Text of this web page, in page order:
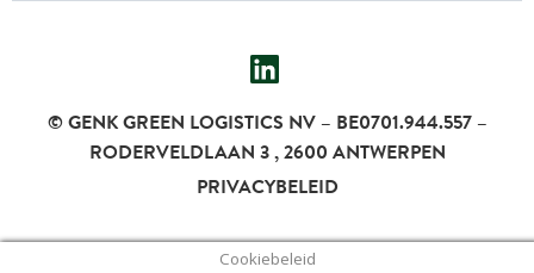
© GENK GREEN LOGISTICS NV – BE0701.944.557 –
RODERVELDLAAN 3 , 2600 ANTWERPEN
PRIVACYBELEID
Cookiebeleid